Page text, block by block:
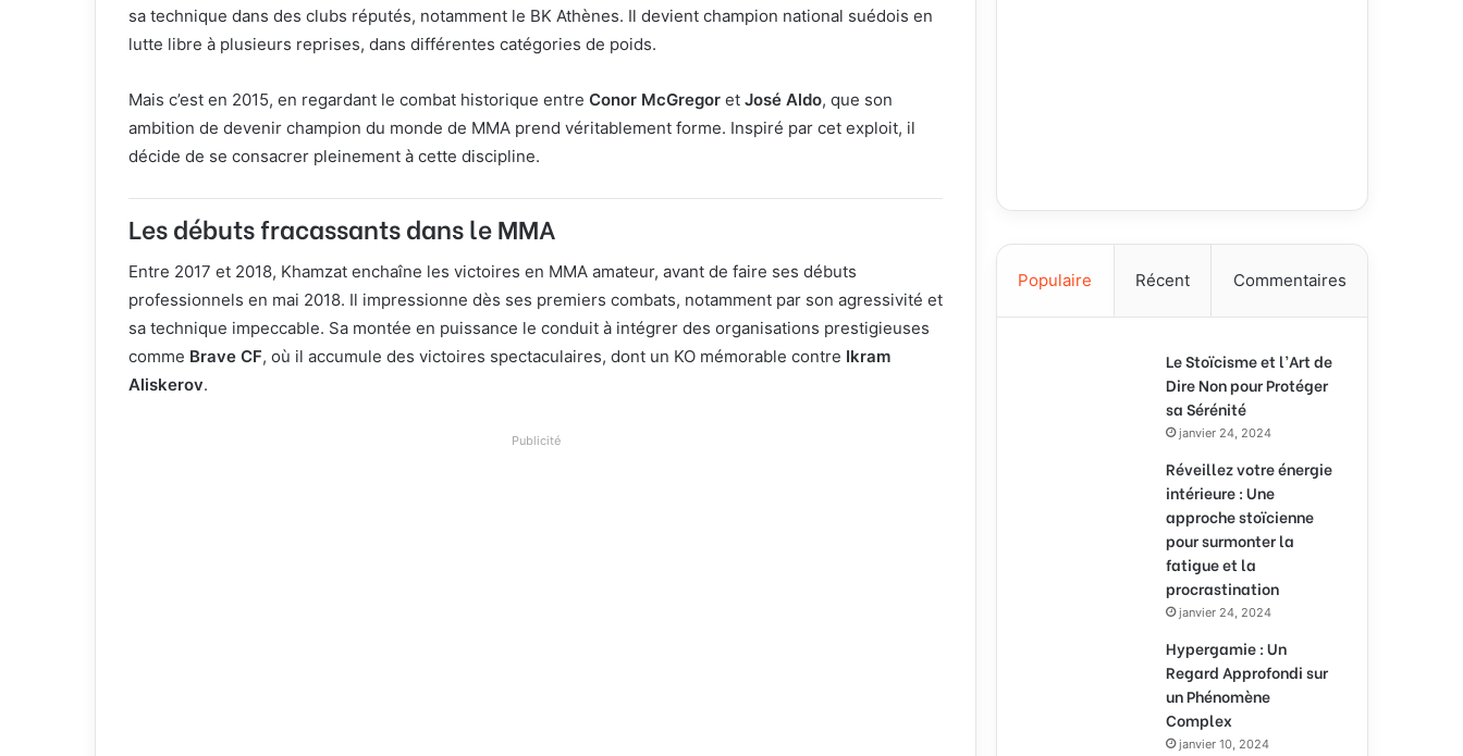
sa technique dans des clubs réputés, notamment le BK Athènes. Il devient champion national suédois en
lutte libre à plusieurs reprises, dans différentes catégories de poids.
Mais c’est en 2015, en regardant le combat historique entre Conor McGregor et José Aldo, que son
ambition de devenir champion du monde de MMA prend véritablement forme. Inspiré par cet exploit, il
décide de se consacrer pleinement à cette discipline.
Les débuts fracassants dans le MMA
Entre 2017 et 2018, Khamzat enchaîne les victoires en MMA amateur, avant de faire ses débuts
professionnels en mai 2018. Il impressionne dès ses premiers combats, notamment par son agressivité et
sa technique impeccable. Sa montée en puissance le conduit à intégrer des organisations prestigieuses
comme Brave CF, où il accumule des victoires spectaculaires, dont un KO mémorable contre Ikram
Aliskerov.
Publicité
Populaire Récent Commentaires
Le Stoïcisme et l’Art de
Dire Non pour Protéger
sa Sérénité
janvier 24, 2024
Réveillez votre énergie
intérieure : Une
approche stoïcienne
pour surmonter la
fatigue et la
procrastination
janvier 24, 2024
Hypergamie : Un
Regard Approfondi sur
un Phénomène
Complex
janvier 10, 2024